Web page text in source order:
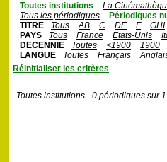
Toutes institutions
La
Tous les périodiques
Périodiques
TITRE
Tous AB C DE F
GHI
PAYS
Tous France Etats-Unis
DECENNIE
Toutes <1900
1900
LANGUE
Toutes Français
Réinitialiser les critères
Toutes institutions - 0 périodiques sur